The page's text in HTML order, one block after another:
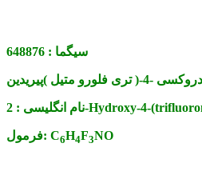
سیگما : 648876
نام انگلیسی :2-Hydroxy-4-
فرمول: C6H4F3NO